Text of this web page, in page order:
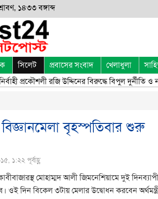
১৪৩৩ বঙ্গাব্দ
সিলেট প্রবাসের সংবাদ খেলাধুলা
প্রকৌশলী রজি উদ্দিনের বিরুদ্ধে বিপুল দুর্নীতি ও
বৃহস্পতিবার শুরু
১:২২ পূর্বাহ্ণ
মোহাম্মদ আলী জিমনেশিয়ামে দুই
ওই দিন বিকেল ৩টায় মেলার উদ্বোধন করবেন